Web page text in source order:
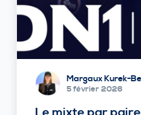
Margaux Kurek-
5 février 2026